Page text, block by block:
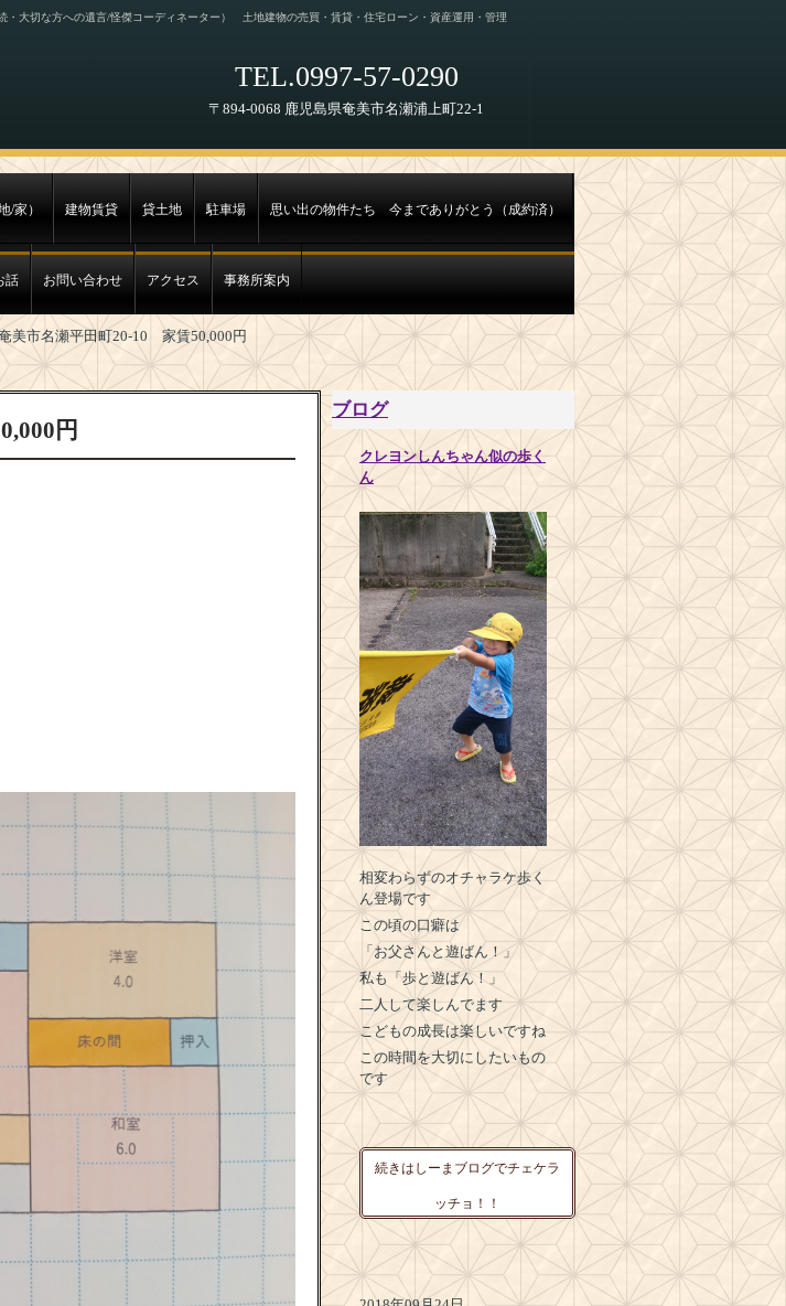
大切な方への遺言/怪傑コーディネーター） 土地建物の売買・賃貸・住宅ローン・資産運用・管理
TEL.0997-57-0290
〒894-0068 鹿児島県奄美市名瀬浦上町22-1
/家） 建物賃貸 貸土地 駐車場 思い出の物件たち 今までありがとう（成約済）
話 お問い合わせ アクセス 事務所案内
美市名瀬平田町20-10 家賃50,000円
円
ブログ
クレヨンしんちゃん似の歩く
ん
相変わらずのオチャラケ歩く
ん登場です
この頃の口癖は
「お父さんと遊ばん！」
私も「歩と遊ばん！」
二人して楽しんでます
こどもの成長は楽しいですね
この時間を大切にしたいもの
です
続きはしーまブログでチェケラ
ッチョ！！